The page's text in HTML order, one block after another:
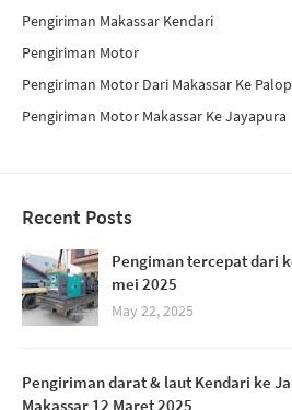
Pengiriman Makassar Kendari
Pengiriman Motor
Pengiriman Motor Dari Makassar Ke
Pengiriman Motor Makassar Ke Jayapura
Recent Posts
Pengiman tercepat dari
mei 2025
May 22, 2025
Pengiriman darat & laut Kendari ke
Makassar 12 Maret 2025